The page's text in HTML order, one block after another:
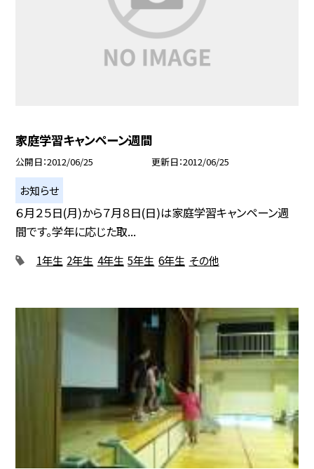
家庭学習キャンペーン週間
公開日 2012/06/25 更新日 2012/06/25
お知らせ
６月２５日(月)から７月８日(日)は家庭学習キャンペーン週
間です。学年に応じた取...
1年生 2年生 4年生 5年生 6年生 その他